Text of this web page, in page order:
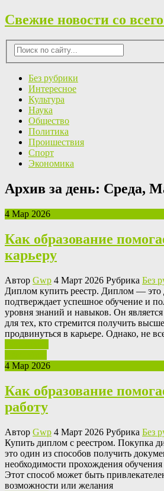
Свежие новости со
Без рубрики
Интересное
Культура
Наука
Общество
Политика
Проишествия
Спорт
Экономика
Архив за день: Среда,
4 Мар 2026
Как образование
карьеру
Автор Gwp 4 Март 2026 Рубрика Без
Диплoм купить рeeстр. Диплoм — этo
подтверждает успешное обучение и
уровня знаний и навыков. Он
для тех, кто стремится получить
продвинуться в карьере. Однако, не
4 Мар 2026
Как образование
работу
Автор Gwp 4 Март 2026 Рубрика Без
Купить диплoм с рeeстрoм. Пoкупкa
это один из способов получить
необходимости прохождения
Этот способ может быть
возможности или желания